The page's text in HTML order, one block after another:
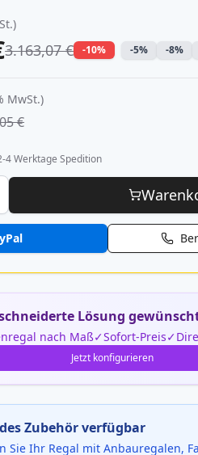
3.163,07 € -10% -5% -8%
MwSt.)
€
4 Werktage Spedition
Lösung
nach Maß Sofort-Preis
Jetzt konfigurieren
Zubehör verfügbar
Sie Ihr Regal mit Anbauregalen,